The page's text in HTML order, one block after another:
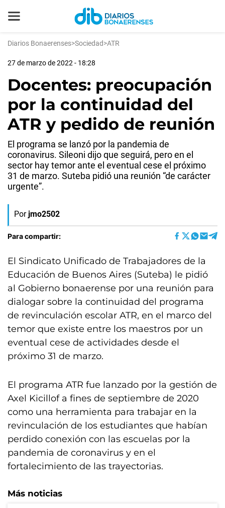
Diarios Bonaerenses>Sociedad>ATR
27 de marzo de 2022 - 18:28
Docentes: preocupación
por la continuidad del
ATR y pedido de reunión
El programa se lanzó por la pandemia de
coronavirus. Sileoni dijo que seguirá, pero en el
sector hay temor ante el eventual cese el próximo
31 de marzo. Suteba pidió una reunión “de carácter
urgente”.
Por jmo2502
Para compartir:
El Sindicato Unificado de Trabajadores de la
Educación de Buenos Aires (Suteba) le pidió
al Gobierno bonaerense por una reunión para
dialogar sobre la continuidad del programa
de revinculación escolar ATR, en el marco del
temor que existe entre los maestros por un
eventual cese de actividades desde el
próximo 31 de marzo.
El programa ATR fue lanzado por la gestión de
Axel Kicillof a fines de septiembre de 2020
como una herramienta para trabajar en la
revinculación de los estudiantes que habían
perdido conexión con las escuelas por la
pandemia de coronavirus y en el
fortalecimiento de las trayectorias.
Más noticias